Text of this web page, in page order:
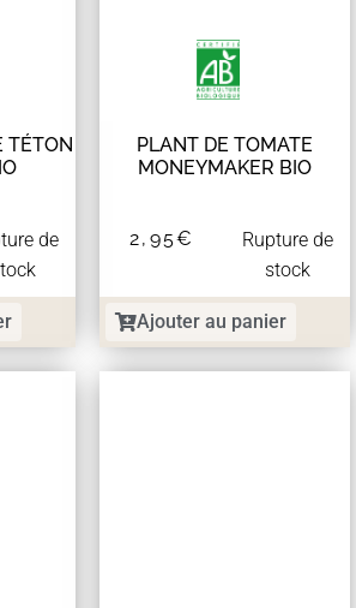
TÉTON
de
PLANT DE TOMATE
MONEYMAKER BIO
2,95€
Rupture de
stock
Ajouter au panier